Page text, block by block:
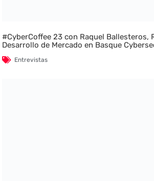
#CyberCoffee 23 con Raquel Ballesteros,
Desarrollo de Mercado en Basque
Entrevistas